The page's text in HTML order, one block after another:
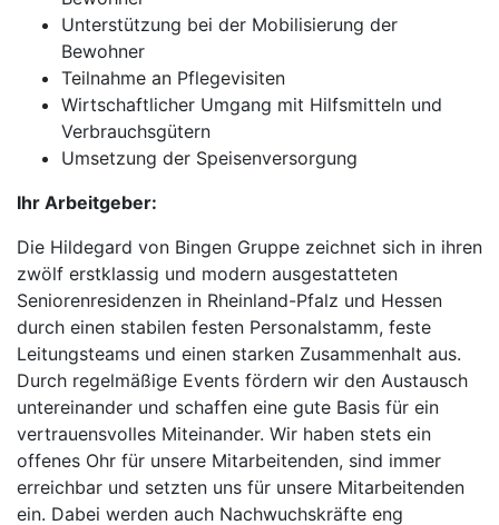
Unterstützung bei der Mobilisierung der
Bewohner
Teilnahme an Pflegevisiten
Wirtschaftlicher Umgang mit Hilfsmitteln und
Verbrauchsgütern
Umsetzung der Speisenversorgung
Ihr Arbeitgeber:
Die Hildegard von Bingen Gruppe zeichnet sich in ihren
zwölf erstklassig und modern ausgestatteten
Seniorenresidenzen in Rheinland-Pfalz und Hessen
durch einen stabilen festen Personalstamm, feste
Leitungsteams und einen starken Zusammenhalt aus.
Durch regelmäßige Events fördern wir den Austausch
untereinander und schaffen eine gute Basis für ein
vertrauensvolles Miteinander. Wir haben stets ein
offenes Ohr für unsere Mitarbeitenden, sind immer
erreichbar und setzten uns für unsere Mitarbeitenden
ein. Dabei werden auch Nachwuchskräfte eng